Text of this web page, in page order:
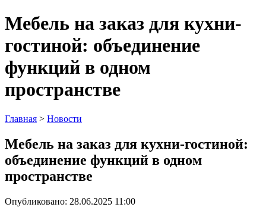
Мебель на заказ для кухни-
гостиной: объединение
функций в одном
пространстве
Главная > Новости
Мебель на заказ для кухни-гостиной:
объединение функций в одном
пространстве
Опубликовано: 28.06.2025 11:00